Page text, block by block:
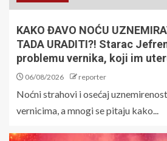
KAKO ĐAVO NOĆU
TADA URADITI?! Starac
problemu vernika, koji im
06/08/2026 reporter
Noćni strahovi i osećaj
vernicima, a mnogi se pitaju kako...